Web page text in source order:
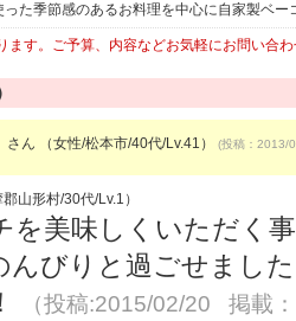
た季節感のあるお料理を中心に自家製ベ
す。ご予算、内容などお気軽にお問い合
さん （女性/松本市/40代/Lv.41） (投稿：2013/
山形村/30代/Lv.1）
を美味しくいただく
んびりと過ごせまし
（投稿:2015/02/20 掲載